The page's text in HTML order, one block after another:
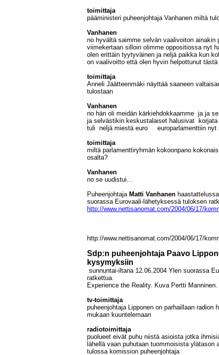
toimittaja
pääministeri puheenjohtaja Vanhanen miltä
Vanhanen
no hyvältä saimme selvän vaalivoiton
viimekertaan silloin olimme oppositiossa nyt
olen erittäin tyytyväinen ja neljä paikka kun
on vaalivoitto että olen hyvin helpottunut
toimittaja
Anneli Jäätteenmäki näyttää saaneen
tulostaan
Vanhanen
no hän oli meidän kärkiehdokkaamme ja ja
ja selvästikin keskustalaiset halusivat
tuli neljä miestä euro europarlamenttiin
toimittaja
miltä parlamenttiryhmän kokoonpano
osalta?
Vanhanen
no se uudistui...
Puheenjohtaja Matti Vanhanen
suorassa Eurovaali-lähetyksessä tuloksen
http://www.nettisanomat.com/2004/06/17/
http://www.nettisanomat.com/2004/06/17/
Sdp:n puheenjohtaja Paavo
kysymyksiin
sunnuntai-iltana 12.06.2004 Ylen suorassa
ratkettua.
Experience the Reality. Kuva Pertti Manninen.
tv-toimittaja
puheenjohtaja Lipponen on parhaillaan radion
mukaan kuuntelemaan
radiotoimittaja
puolueet eivät puhu niistä asioista jotka
lähellä vaan puhutaan tuommoisista
tulossa komission puheenjohtaja